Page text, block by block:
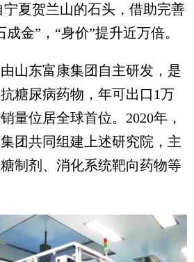
宁夏贺兰山的石头，借助完善
金”，“身价”提升近万倍。
东富康集团自主研发，是
糖尿病药物，年可出口1万
量位居全球首位。2020年，
团共同组建上述研究院，主
制剂、消化系统靶向药物等